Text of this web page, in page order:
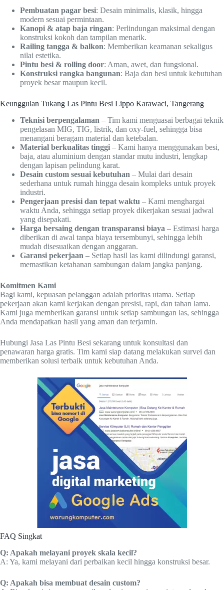
Pembuatan pagar besi: Desain minimalis, klasik, hingga
modern sesuai permintaan.
Kanopi & atap baja ringan: Perlindungan maksimal dengan
konstruksi kokoh dan tampilan menarik.
Railing tangga & balkon: Memberikan keamanan sekaligus
nilai estetika.
Pintu besi & rolling door: Aman, awet, dan fungsional.
Konstruksi rangka bangunan: Baja dan besi untuk kebutuhan
proyek besar maupun kecil.
Keunggulan Tukang Las Pintu Besi Lippo Karawaci, Tangerang
Teknisi berpengalaman – Tim kami menguasai berbagai teknik
pengelasan MIG, TIG, listrik, dan oxy-fuel, sehingga bisa
menangani beragam material dan ketebalan.
Material berkualitas tinggi – Kami hanya menggunakan besi,
baja, atau aluminium dengan standar mutu industri, lengkap
dengan lapisan pelindung karat.
Desain custom sesuai kebutuhan – Mulai dari desain
sederhana untuk rumah hingga desain kompleks untuk proyek
industri.
Pengerjaan presisi dan tepat waktu – Kami menghargai
waktu Anda, sehingga setiap proyek dikerjakan sesuai jadwal
yang disepakati.
Harga bersaing dengan transparansi biaya – Estimasi harga
diberikan di awal tanpa biaya tersembunyi, sehingga lebih
mudah disesuaikan dengan anggaran.
Garansi pekerjaan – Setiap hasil las kami dilindungi garansi,
memastikan ketahanan sambungan dalam jangka panjang.
Komitmen Kami
Bagi kami, kepuasan pelanggan adalah prioritas utama. Setiap
pekerjaan akan kami kerjakan dengan presisi, rapi, dan tahan lama.
Kami juga memberikan garansi untuk setiap sambungan las, sehingga
Anda mendapatkan hasil yang aman dan terjamin.
Hubungi Jasa Las Pintu Besi sekarang untuk konsultasi dan
penawaran harga gratis. Tim kami siap datang melakukan survei dan
memberikan solusi terbaik untuk kebutuhan Anda.
FAQ Singkat
Q: Apakah melayani proyek skala kecil?
A: Ya, kami melayani dari perbaikan kecil hingga konstruksi besar.
Q: Apakah bisa membuat desain custom?